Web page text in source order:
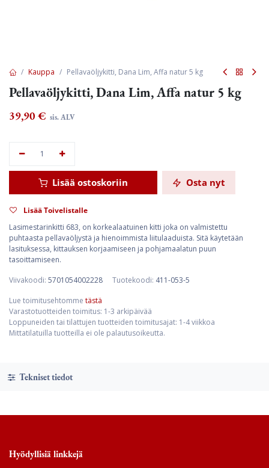
Kauppa Pellavaöljykitti, Dana Lim, Affa natur 5 kg
Pellavaöljykitti, Dana Lim, Affa natur 5 kg
39,90 € sis. ALV
Lisää ostoskoriin Osta nyt
Lisää Toivelistalle
Lasimestarinkitti 683, on korkealaatuinen kitti joka on valmistettu
puhtaasta pellavaöljystä ja hienoimmista liitulaaduista. Sitä käytetään
lasituksessa, kittauksen korjaamiseen ja pohjamaalatun puun
tasoittamiseen.
Viivakoodi: 5701054002228 Tuotekoodi: 411-053-5
Lue toimitusehtomme tästä
Varastotuotteiden toimitus: 1-3 arkipäivää
Loppuneiden tai tilattujen tuotteiden toimitusajat: 1-4 viikkoa
Mittatilatuilla tuotteilla ei ole palautusoikeutta.
Tekniset tiedot
Hyödyllisiä linkkejä